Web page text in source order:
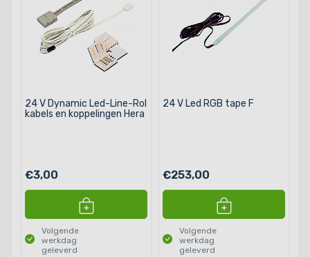
24 V Dynamic Led-Line-Rol
kabels en koppelingen Hera
€3,00
Volgende
werkdag
geleverd
24 V Led RGB tape F
€253,00
Volgende
werkdag
geleverd